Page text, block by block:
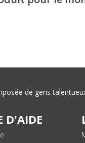
de gens
D'AIDE